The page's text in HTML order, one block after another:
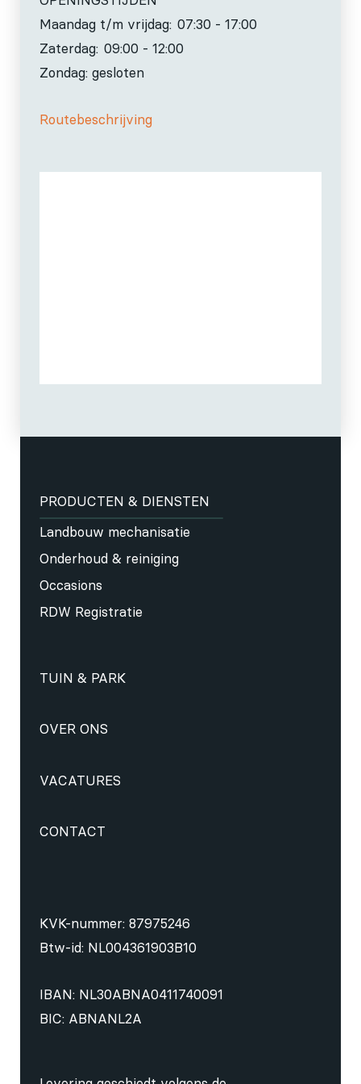
Maandag t/m vrijdag: 07:30 - 17:00
Zaterdag: 09:00 - 12:00
Zondag: gesloten
Routebeschrijving
PRODUCTEN & DIENSTEN
Landbouw mechanisatie
Onderhoud & reiniging
Occasions
RDW Registratie
TUIN & PARK
OVER ONS
VACATURES
CONTACT
KVK-nummer: 87975246
Btw-id: NL004361903B10
IBAN: NL30ABNA0411740091
BIC: ABNANL2A